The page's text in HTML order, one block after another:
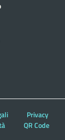
Privacy
QR Code